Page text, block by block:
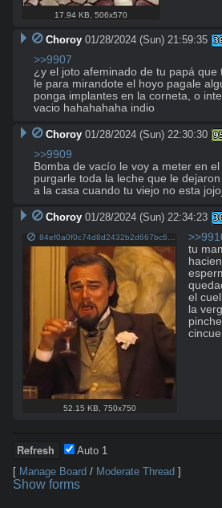
17.94 KB ,506x570
Choroy 01/28/2024 (Sun) 21:59:35
>>9907
¿y el joto afeminado de tu papá que
le para mirandote el hoyo pagale
ponga implantes en la corneta, o
vacio hahahahaha indio
Choroy 01/28/2024 (Sun) 22:30:30
>>9909
Bomba de vacío le voy a meter en
purgarle toda la leche que le
a la casa cuando tu viejo no esta
Choroy 01/28/2024 (Sun) 22:34:23
52.15 KB 750x750
tu
el
la
Auto 1
[ Manage Board / Moderate Thread ]
Show forms